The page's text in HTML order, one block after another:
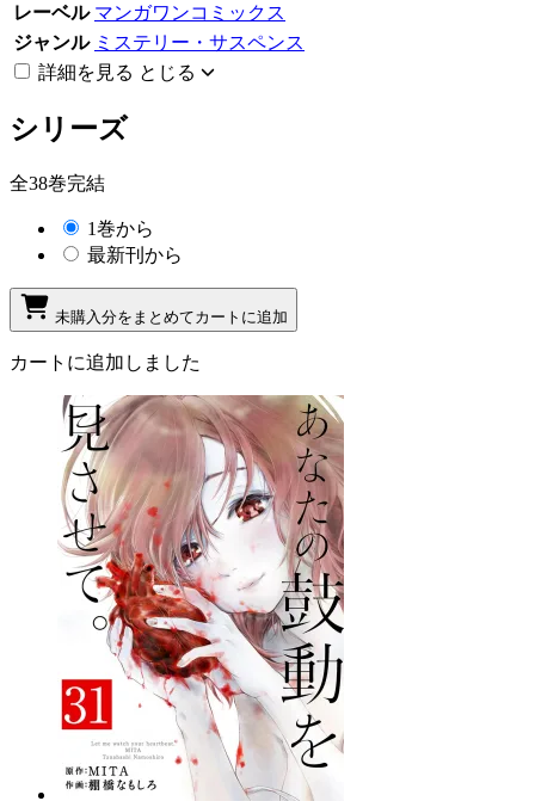
レーベル マンガワンコミックス
ジャンル ミステリー・サスペンス
詳細を見る とじる
シリーズ
全38巻完結
1巻から
最新刊から
未購入分をまとめてカートに追加
カートに追加しました